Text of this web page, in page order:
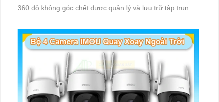
360 độ không góc chết được quản lý và lưu trữ tập trung